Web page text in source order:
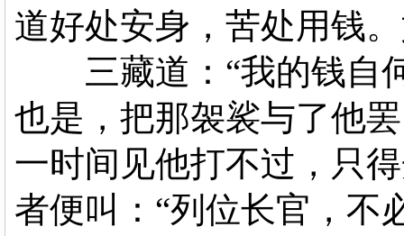
道好处安身，苦处用钱
三藏道：“我的钱自何
也是，把那袈裟与了他
一时间见他打不过，只
者便叫：“列位长官，不